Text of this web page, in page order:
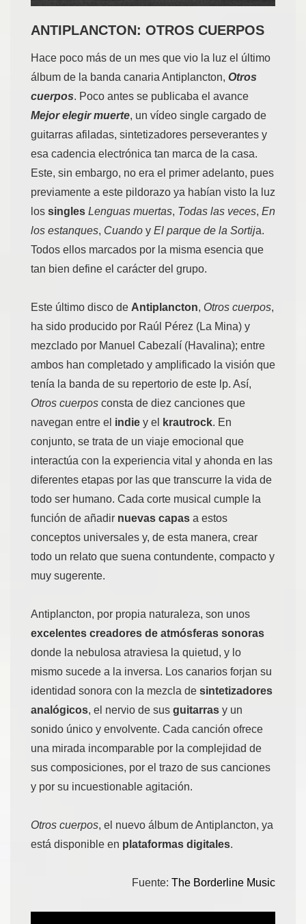
ANTIPLANCTON: OTROS CUERPOS
Hace poco más de un mes que vio la luz el último
álbum de la banda canaria Antiplancton, Otros
cuerpos. Poco antes se publicaba el avance
Mejor elegir muerte, un vídeo single cargado de
guitarras afiladas, sintetizadores perseverantes y
esa cadencia electrónica tan marca de la casa.
Este, sin embargo, no era el primer adelanto, pues
previamente a este pildorazo ya habían visto la luz
los singles Lenguas muertas, Todas las veces, En
los estanques, Cuando y El parque de la Sortija.
Todos ellos marcados por la misma esencia que
tan bien define el carácter del grupo.
Este último disco de Antiplancton, Otros cuerpos,
ha sido producido por Raúl Pérez (La Mina) y
mezclado por Manuel Cabezalí (Havalina); entre
ambos han completado y amplificado la visión que
tenía la banda de su repertorio de este lp. Así,
Otros cuerpos consta de diez canciones que
navegan entre el indie y el krautrock. En
conjunto, se trata de un viaje emocional que
interactúa con la experiencia vital y ahonda en las
diferentes etapas por las que transcurre la vida de
todo ser humano. Cada corte musical cumple la
función de añadir nuevas capas a estos
conceptos universales y, de esta manera, crear
todo un relato que suena contundente, compacto y
muy sugerente.
Antiplancton, por propia naturaleza, son unos
excelentes creadores de atmósferas sonoras
donde la nebulosa atraviesa la quietud, y lo
mismo sucede a la inversa. Los canarios forjan su
identidad sonora con la mezcla de sintetizadores
analógicos, el nervio de sus guitarras y un
sonido único y envolvente. Cada canción ofrece
una mirada incomparable por la complejidad de
sus composiciones, por el trazo de sus canciones
y por su incuestionable agitación.
Otros cuerpos, el nuevo álbum de Antiplancton, ya
está disponible en plataformas digitales.
Fuente: The Borderline Music